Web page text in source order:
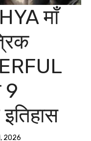
माँ
9
2026